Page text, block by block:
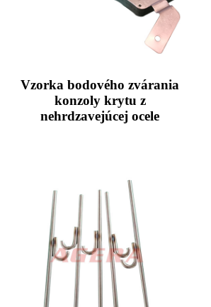
Vzorka bodového zvárania
konzoly krytu z
nehrdzavejúcej ocele